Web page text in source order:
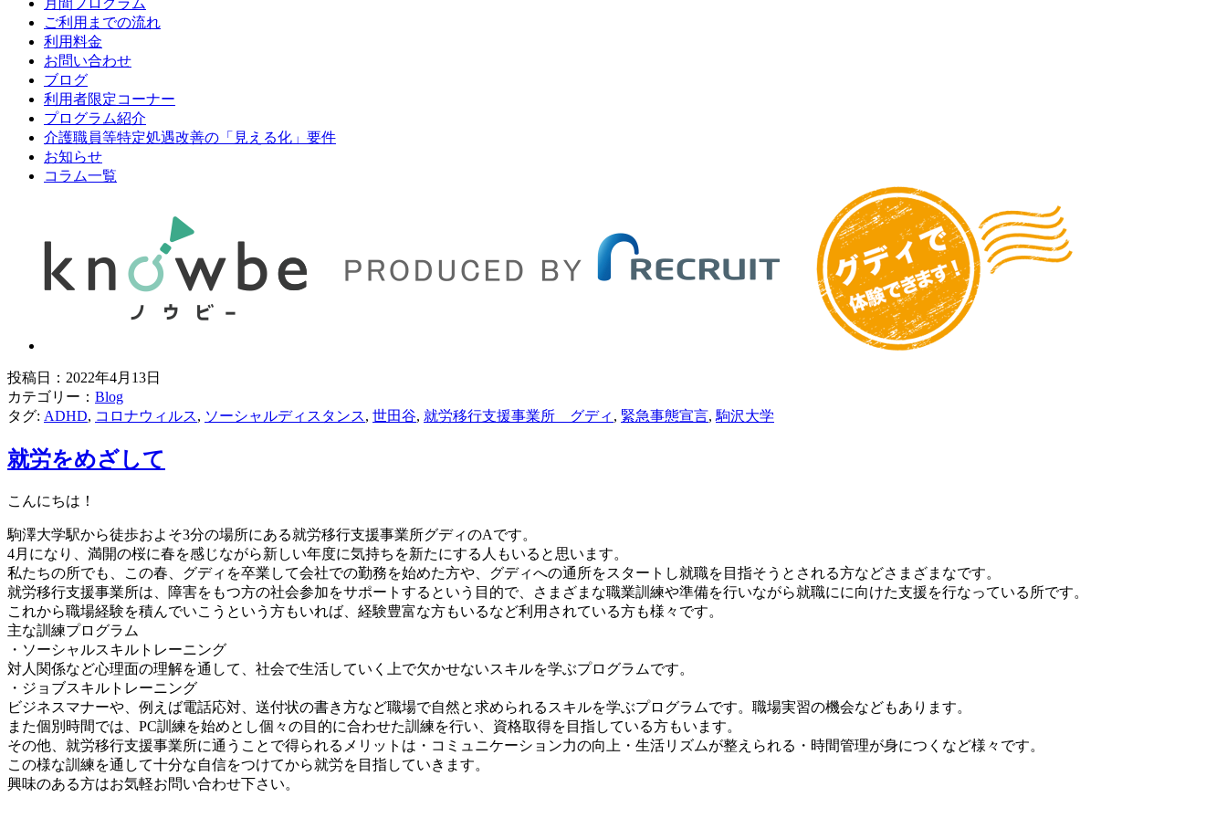
ご利用までの流れ
利用料金
お問い合わせ
ブログ
利用者限定コーナー
プログラム紹介
介護職員等特定処遇改善の「見える化」要件
お知らせ
コラム一覧
ブ
ロ
グ
投稿日：2022年4月13日
カテゴリー： Blog
タグ: ADHD, コロナウィルス, ソーシャルディスタンス, 世田谷, 就労移行支援事業所 グディ , 緊急事態宣言, 駒沢大学
就労をめざして
こんにちは！
駒澤大学駅から徒歩およそ3分の場所にある就労移行支援事業所グディのAです。
4月になり、 満開の桜に春を感じながら新しい年度に気持ちを新たにする人もいると思います。
私たちの所でも、この春、 グディを卒業して会社での勤務を始めた方や、 グディへの通所をスタートし就職を目指そうとされる方などさまざまなです。
就労移行支援事業所は、 障害をもつ方の社会参加をサポートするという目的で、 さまざまな職業訓練や準備を行いながら就職にに向けた支援を行なっている所です。
これから職場経験を積んでいこうという方もいれば、 経験豊富な方もいるなど利用されている方も様々です。
主な訓練プログラム
・ソーシャルスキルトレーニング
対人関係など心理面の理解を通して、 社会で生活していく上で欠かせないスキルを学ぶプログラムです。
・ジョブスキルトレーニング
ビジネスマナーや、例えば電話応対、 送付状の書き方など職場で自然と求められるスキルを学ぶプログラ ムです。職場実習の機会などもあります。
また個別時間では、 PC訓練を始めとし個々の目的に合わせた訓練を行い、 資格取得を目指している方もいます。
その他、就労移行支援事業所に通うことで得られるメリットは・ コミュニケーション力の向上・生活リズムが整えられる・ 時間管理が身につくなど様々です。
この様な訓練を通して十分な自信をつけてから就労を目指していき ます。
興味のある方はお気軽お問い合わせ下さい。